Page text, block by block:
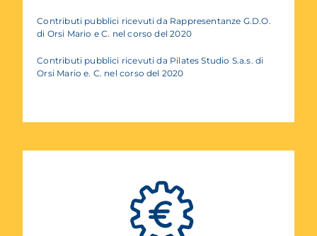
Contributi pubblici ricevuti da Rappresentanze G.D.O.
di Orsi Mario e C. nel corso del 2020
Contributi pubblici ricevuti da Pilates Studio S.a.s. di
Orsi Mario e. C. nel corso del 2020